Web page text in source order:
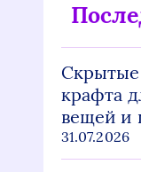
крафта
вещей и
31.07.2026